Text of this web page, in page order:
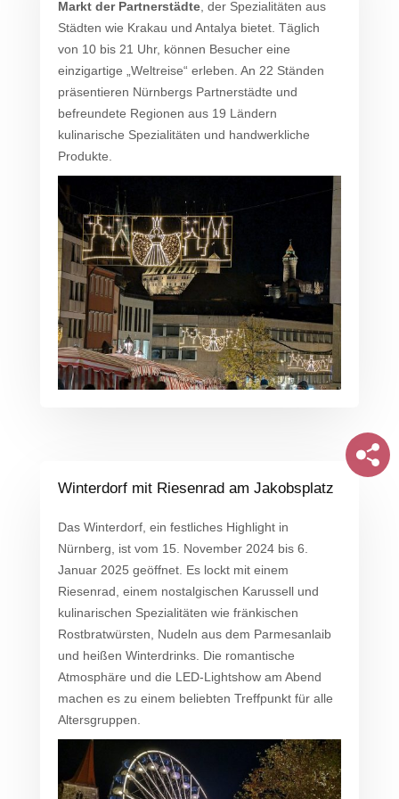
Markt der Partnerstädte, der Spezialitäten aus
Städten wie Krakau und Antalya bietet. Täglich
von 10 bis 21 Uhr, können Besucher eine
einzigartige „Weltreise“ erleben. An 22 Ständen
präsentieren Nürnbergs Partnerstädte und
befreundete Regionen aus 19 Ländern
kulinarische Spezialitäten und handwerkliche
Produkte.
Winterdorf mit Riesenrad am Jakobsplatz
Das Winterdorf, ein festliches Highlight in
Nürnberg, ist vom 15. November 2024 bis 6.
Januar 2025 geöffnet. Es lockt mit einem
Riesenrad, einem nostalgischen Karussell und
kulinarischen Spezialitäten wie fränkischen
Rostbratwürsten, Nudeln aus dem Parmesanlaib
und heißen Winterdrinks. Die romantische
Atmosphäre und die LED-Lightshow am Abend
machen es zu einem beliebten Treffpunkt für alle
Altersgruppen​.